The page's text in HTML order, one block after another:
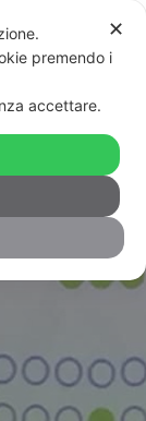
a caro
padri
✕
premendo i
accettare.